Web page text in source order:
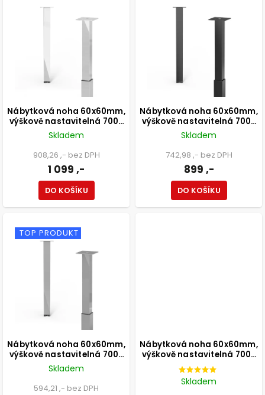
Nábytková noha 60x60mm,
výškově nastavitelná 700-
1100mm, chrom
Skladem
908,26 ,- bez DPH
1 099 ,-
DO KOŠÍKU
Nábytková noha 60x60mm,
výškově nastavitelná 700-
1100mm, černá
Skladem
742,98 ,- bez DPH
899 ,-
DO KOŠÍKU
TOP PRODUKT
Nábytková noha 60x60mm,
výškově nastavitelná 700-
1100mm, šedá
Skladem
594,21 ,- bez DPH
Nábytková noha 60x60mm,
výškově nastavitelná 700-
1100mm, broušený nikl
Skladem